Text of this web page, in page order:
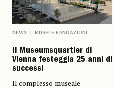
NEWS MUSEI E FONDAZIONI
Il Museumsquartier di
Vienna festeggia 25 anni di
successi
Il complesso museale